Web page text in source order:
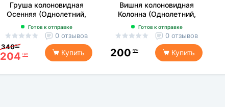
Груша колоновидная
Осенняя (Однолетний,
Готов к отправке
0 отзывов
340 грн
204 грн Купить
Вишня колоновидная
Колонна (Однолетний,
Готов к отправке
0 отзывов
200 грн Купить